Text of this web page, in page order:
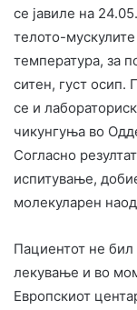
се јавиле на
телото-
температура, за
ситен, густ осип.
се и
чикунгуња во
Согласно
испитување,
молекуларен
Пациентот не
лекување и во
Европскиот